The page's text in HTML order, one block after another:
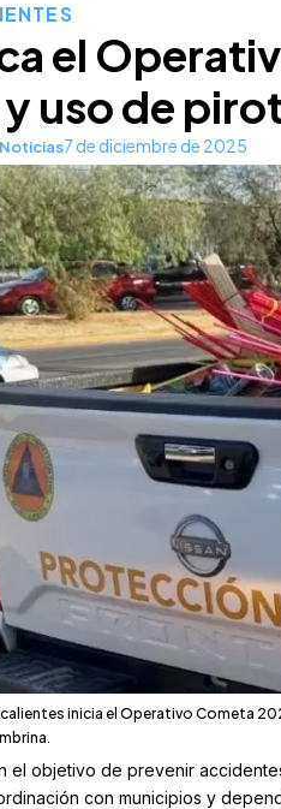
el
uso de
7 de diciembre de 2025
inicia el Operativo Cometa
el objetivo de prevenir
con municipios y